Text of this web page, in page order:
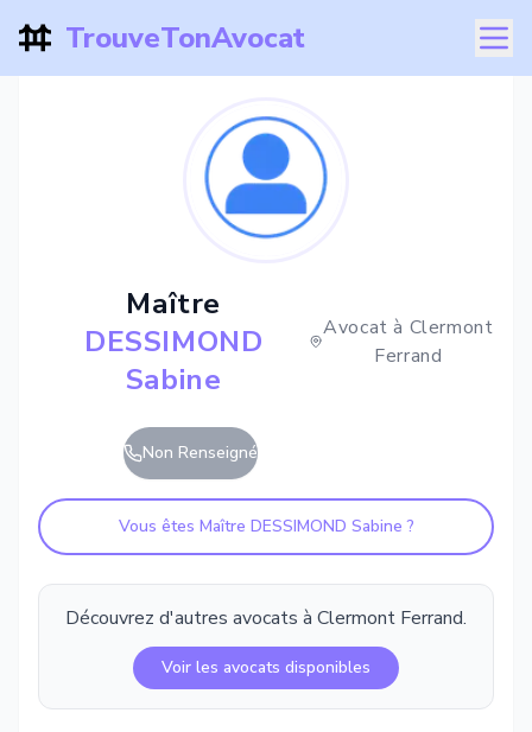
TrouveTonAvocat
Maître
DESSIMOND
Sabine
Avocat à Clermont
Ferrand
Non Renseigné
Vous êtes Maître DESSIMOND Sabine ?
Découvrez d'autres avocats à Clermont Ferrand.
Voir les avocats disponibles